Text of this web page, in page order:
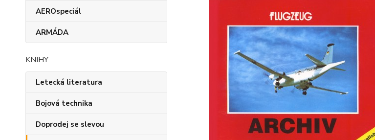
AEROspeciál
ARMÁDA
KNIHY
Letecká literatura
Bojová technika
Doprodej se slevou